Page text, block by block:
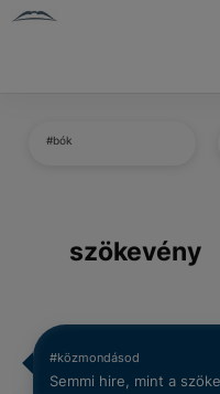
#bók
szökevény
#közmondásod
Semmi hire, mint a